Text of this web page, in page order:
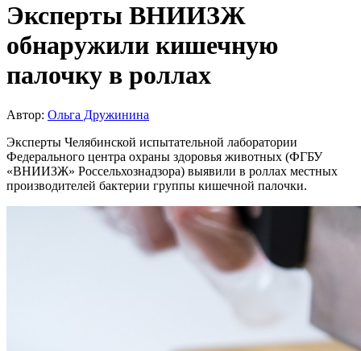
Эксперты ВНИИЗЖ
обнаружили кишечную
палочку в роллах
Автор: Ольга Дружинина
Эксперты Челябинской испытательной лаборатории
Федерального центра охраны здоровья животных (ФГБУ
«ВНИИЗЖ» Россельхознадзора) выявили в роллах местных
производителей бактерии группы кишечной палочки.